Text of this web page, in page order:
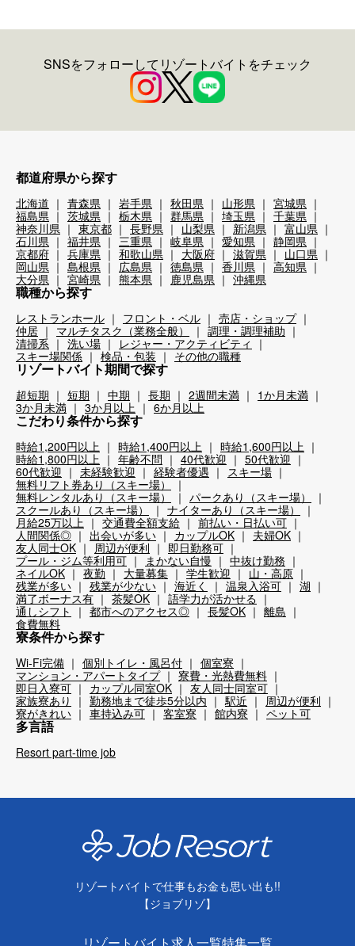
SNSをフォローしてリゾートバイトをチェック
都道府県から探す
北海道 青森県 岩手県 秋田県 山形県
宮城県
福島県
茨城県 栃木県 群馬県 埼玉県
千葉県
神奈川県
東京都 長野県 山梨県 新潟県
富山県
石川県
福井県 三重県 岐阜県 愛知県
静岡県
京都府
兵庫県 和歌山県 大阪府 滋賀県
山口県
岡山県
島根県 広島県 徳島県 香川県
高知県
大分県
宮崎県 熊本県 鹿児島県 沖縄県
職種から探す
レストランホール フロント・ベル
売店・ショップ
仲居
マルチタスク（業務全般）
調理・調理補助
清掃系
洗い場
レジャー・アクティビティ
スキー場関係
検品・包装 その他の職種
リゾートバイト期間で探す
超短期 短期 中期 長期 2週間未満
1か月未満
3か月未満
3か月以上 6か月以上
こだわり条件から探す
時給1,200円以上 時給1,400円以上
時給1,600円以上
時給1,800円以上
年齢不問 40代歓迎
50代歓迎
60代歓迎
未経験歓迎 経験者優遇
スキー場
無料リフト券あり（スキー場）
無料レンタルあり（スキー場）
パークあり（スキー場）
スクールあり（スキー場）
ナイターあり（スキー場）
月給25万以上
交通費全額支給
前払い・日払い可
人間関係◎
出会いが多い カップルOK
夫婦OK
友人同士OK
周辺が便利
即日勤務可
プール・ジム等利用可
まかない自慢
中抜け勤務
ネイルOK
夜勤 大量募集 学生歓迎
山・高原
残業が多い
残業が少ない 海近く 温泉入浴可
湖
満了ボーナス有
茶髪OK
語学力が活かせる
通しシフト
都市へのアクセス◎ 長髪OK
離島
食費無料
寮条件から探す
Wi-Fi完備 個別トイレ・風呂付
個室寮
マンション・アパートタイプ
寮費・光熱費無料
即日入寮可
カップル同室OK
友人同士同室可
家族寮あり
勤務地まで徒歩5分以内 駅近
周辺が便利
寮がきれい
車持込み可 客室寮 館内寮 ペット可
多言語
Resort part-time job
リゾートバイトで仕事もお金も思い出も!!
【ジョブリゾ】